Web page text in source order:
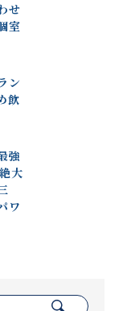
せ
室
ン
飲
強
大
ワ